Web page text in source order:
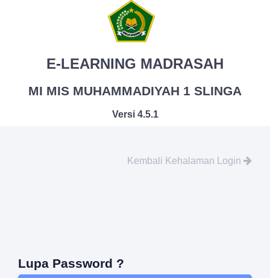
E-LEARNING MADRASAH
MI MIS MUHAMMADIYAH 1 SLINGA
Versi 4.5.1
Kembali Kehalaman Login
Lupa Password ?